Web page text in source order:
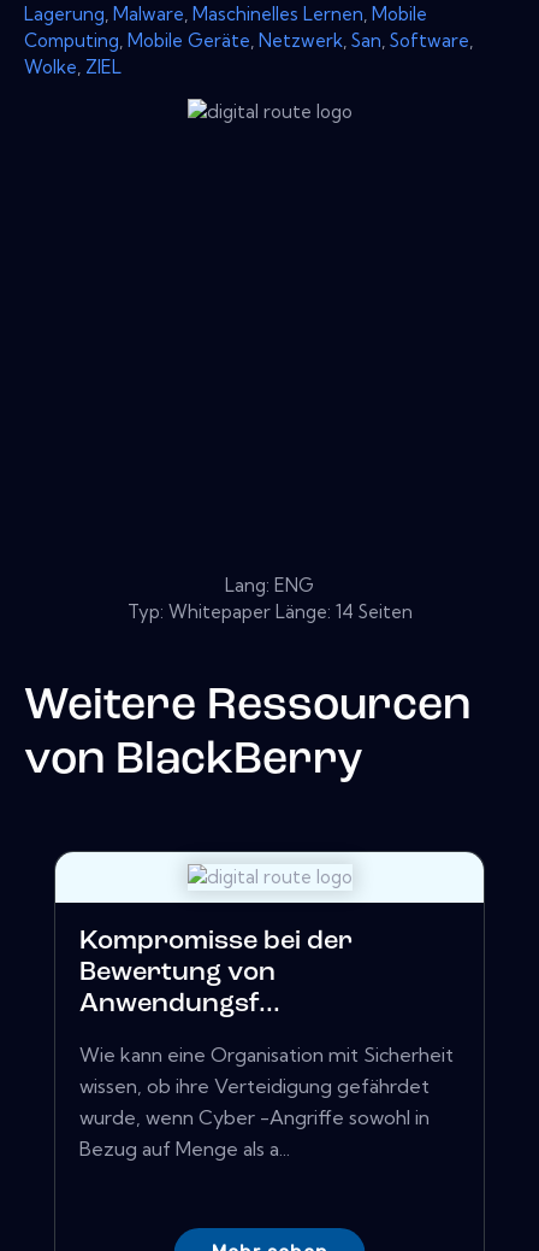
Lagerung Malware Maschinelles Lernen Mobile
Computing Mobile Geräte Netzwerk San Software
Wolke ZIEL
Lang: ENG
Typ: Whitepaper Länge: 14 Seiten
Weitere Ressourcen
von BlackBerry
Kompromisse bei der
Bewertung von
Anwendungsf...
Wie kann eine Organisation mit Sicherheit
wissen, ob ihre Verteidigung gefährdet
wurde, wenn Cyber ​​-Angriffe sowohl in
Bezug auf Menge als a...